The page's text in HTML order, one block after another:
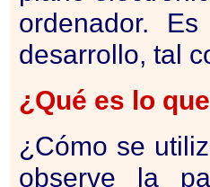
ordenador.
desarrollo, tal
¿Qué es lo
¿Cómo se
observe la